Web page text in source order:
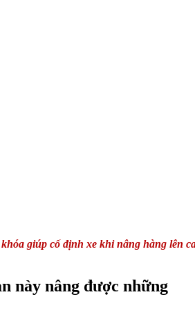
giúp cố định xe khi nâng hàng lên
này nâng được những